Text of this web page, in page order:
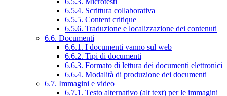
6.5.4. Scrittura collaborativa
6.5.5. Content critique
6.5.6. Traduzione e localizzazione dei contenuti
6.6. Documenti
6.6.1. I documenti vanno sul web
6.6.2. Tipi di documenti
6.6.3. Formato di lettura dei documenti elettronici
6.6.4. Modalità di produzione dei documenti
6.7. Immagini e video
6.7.1. Testo alternativo (alt text) per le immagini